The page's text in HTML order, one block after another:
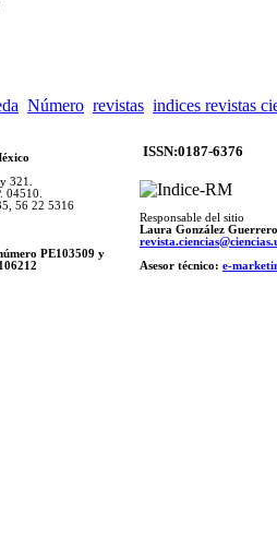
Número revistas indices revistas
321.
04510.
56 22 5316
PE103509 y
ISSN:0187-6376
Responsable del sitio
Laura González Guerrero
Asesor técnico: e-